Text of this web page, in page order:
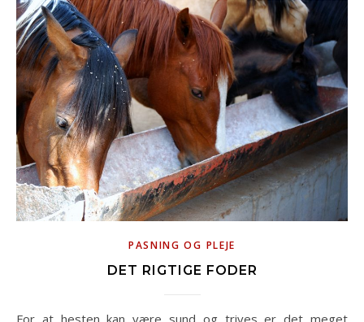
PASNING OG PLEJE
DET RIGTIGE FODER